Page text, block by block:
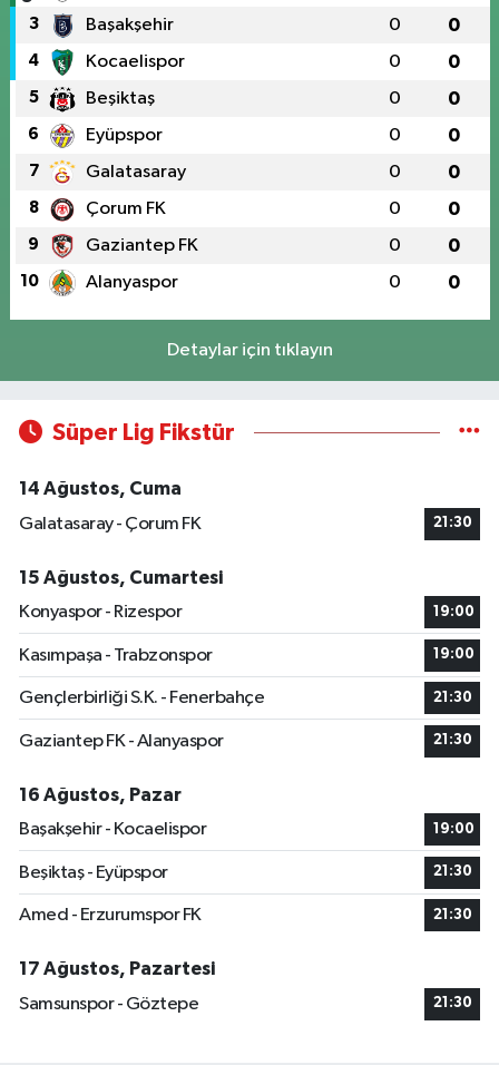
3 Başakşehir 0 0
4 Kocaelispor 0 0
5 Beşiktaş 0 0
6 Eyüpspor 0 0
7 Galatasaray 0 0
8 Çorum FK 0 0
9 Gaziantep FK 0 0
10 Alanyaspor 0 0
Detaylar için tıklayın
Süper Lig Fikstür
14 Ağustos, Cuma
Galatasaray - Çorum FK
21:30
15 Ağustos, Cumartesi
Konyaspor - Rizespor
19:00
Kasımpaşa - Trabzonspor 19:00
Gençlerbirliği S.K. - Fenerbahçe 21:30
Gaziantep FK - Alanyaspor 21:30
16 Ağustos, Pazar
Başakşehir - Kocaelispor
19:00
Beşiktaş - Eyüpspor 21:30
Amed - Erzurumspor FK 21:30
17 Ağustos, Pazartesi
Samsunspor - Göztepe
21:30